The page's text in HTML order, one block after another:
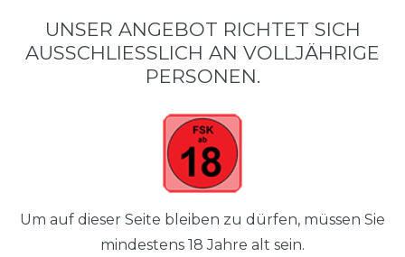
0
0,00 EUR
UNSER ANGEBOT RICHTET SICH
AUSSCHLIESSLICH AN VOLLJÄHRIGE P
ERSONEN.
Um auf dieser Seite bleiben zu dürfen, müssen Sie
mindestens 18 Jahre alt sein.